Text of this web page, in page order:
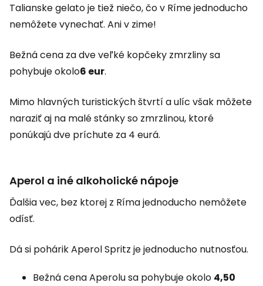
Talianske gelato je tiež niečo, čo v Ríme jednoducho
nemôžete vynechať. Ani v zime!
Bežná cena za dve veľké kopčeky zmrzliny sa
pohybuje okolo6 eur.
Mimo hlavných turistických štvrtí a ulíc však môžete
naraziť aj na malé stánky so zmrzlinou, ktoré
ponúkajú dve príchute za 4 eurá.
Aperol a iné alkoholické nápoje
Ďalšia vec, bez ktorej z Ríma jednoducho nemôžete
odísť.
Dá si pohárik Aperol Spritz je jednoducho nutnosťou.
Bežná cena Aperolu sa pohybuje okolo 4,50